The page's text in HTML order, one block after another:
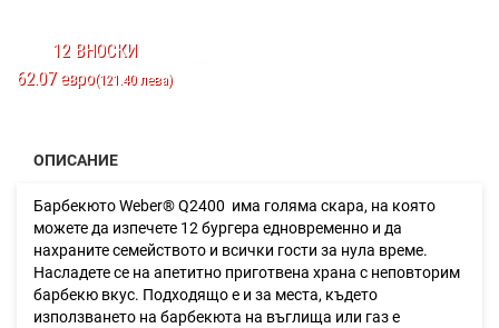
12 ВНОСКИ
62.07 евро(121.40 лева)
ОПИСАНИЕ
Барбекюто Weber® Q2400 има голяма скара, на която
можете да изпечете 12 бургера едновременно и да
нахраните семейството и всички гости за нула време.
Насладете се на апетитно приготвена храна с неповторим
барбекю вкус. Подходящо е и за места, където
използването на барбекюта на въглища или газ е